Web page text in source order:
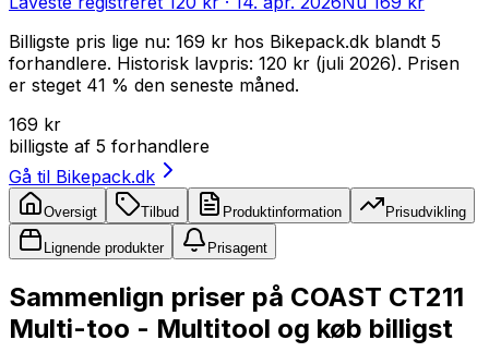
Billigste pris lige nu: 169 kr hos Bikepack.dk blandt 5
forhandlere. Historisk lavpris: 120 kr (juli 2026). Prisen
er steget 41 % den seneste måned.
169 kr
billigste af 5 forhandlere
Gå til Bikepack.dk
Oversigt Tilbud Produktinformation Prisudvikling
Lignende produkter Prisagent
Sammenlign priser på COAST CT211
Multi-too - Multitool og køb billigst